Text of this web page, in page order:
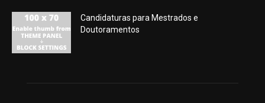
Candidaturas para Mestrados e
Doutoramentos